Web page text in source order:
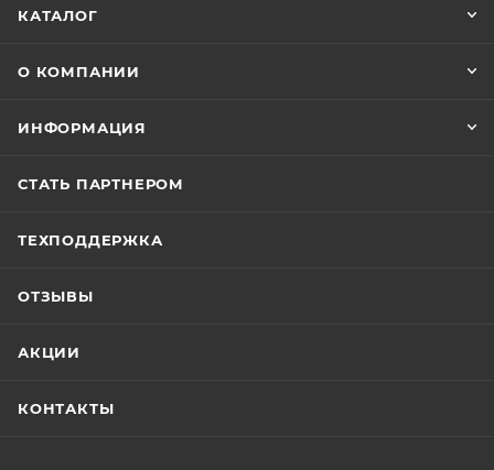
КАТАЛОГ
О КОМПАНИИ
ИНФОРМАЦИЯ
СТАТЬ ПАРТНЕРОМ
ТЕХПОДДЕРЖКА
ОТЗЫВЫ
АКЦИИ
КОНТАКТЫ